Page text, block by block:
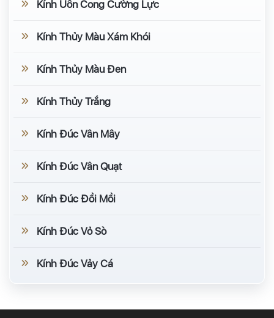
Kính Uốn Cong Cường Lực
Kính Thủy Màu Xám Khói
Kính Thủy Màu Đen
Kính Thủy Trắng
Kính Đúc Vân Mây
Kính Đúc Vân Quạt
Kính Đúc Đồi Mồi
Kính Đúc Vỏ Sò
Kính Đúc Vảy Cá